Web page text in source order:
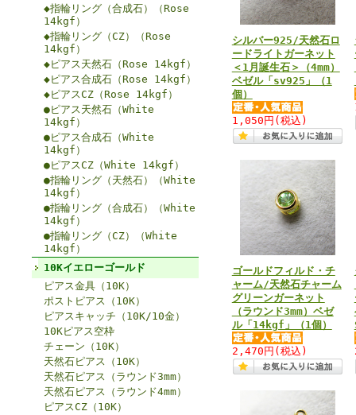
◆指輪リング（合成石）（Rose
14kgf）
◆指輪リング（CZ）（Rose
14kgf）
◆ピアス天然石（Rose 14kgf）
◆ピアス合成石（Rose 14kgf）
◆ピアスCZ（Rose 14kgf）
●ピアス天然石（White
14kgf）
●ピアス合成石（White
14kgf）
●ピアスCZ（White 14kgf）
●指輪リング（天然石）（White
14kgf）
●指輪リング（合成石）（White
14kgf）
●指輪リング（CZ）（White
14kgf）
10Kイエローゴールド
ピアス金具（10K）
ポストピアス（10K）
ピアスキャッチ（10K/10金）
10Kピアス空枠
チェーン（10K）
天然石ピアス（10K）
天然石ピアス（ラウンド3mm）
天然石ピアス（ラウンド4mm）
ピアスCZ（10K）
シルバー925/天然石ロ
ードライトガーネット
＜1月誕生石＞（4mm）
ベゼル「sv925」（1
個）
1,050円 (税込)
ゴールドフィルド・チ
ャーム/天然石チャーム
グリーンガーネット
（ラウンド3mm）ベゼ
ル「14kgf」（1個）
2,470円 (税込)